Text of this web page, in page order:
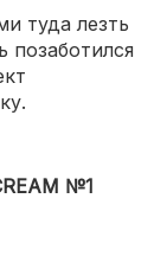
туда лезть
позаботился
№1